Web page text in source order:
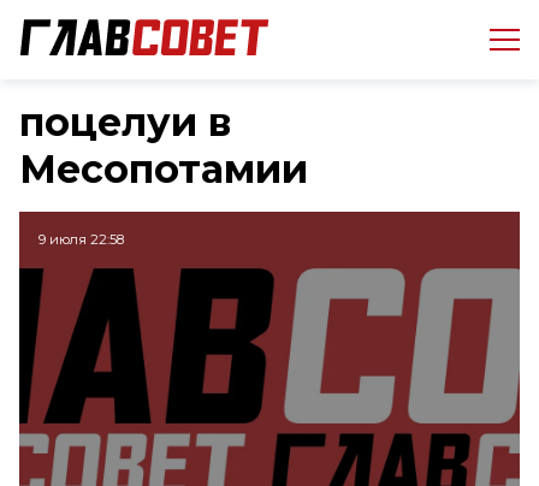
поцелуи в
Месопотамии
9 июля 22:58